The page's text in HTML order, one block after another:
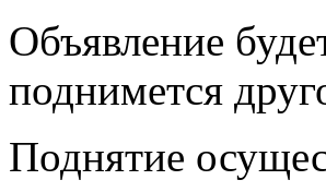
Объявление
поднимется
Поднятие